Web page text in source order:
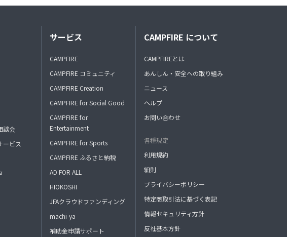
談会
ービス
サービス
CAMPFIRE
CAMPFIRE コミュニティ
CAMPFIRE Creation
CAMPFIRE for Social Good
CAMPFIRE for
Entertainment
CAMPFIRE for Sports
CAMPFIRE ふるさと納税
AD FOR ALL
HIOKOSHI
JFAクラウドファンディング
machi-ya
補助金申請サポート
CAMPFIRE について
CAMPFIREとは
あんしん・安全への取り組み
ニュース
ヘルプ
お問い合わせ
各種規定
利用規約
細則
プライバシーポリシー
特定商取引法に基づく表記
情報セキュリティ方針
反社基本方針